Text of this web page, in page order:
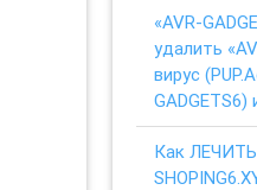
«AVR-
удалить
вирус
GADGETS6)
Как ЛЕЧИТЬ